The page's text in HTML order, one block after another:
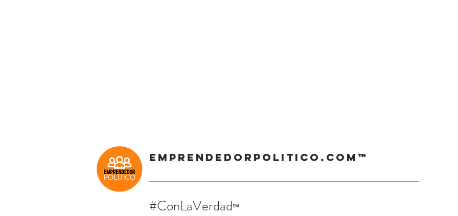
Emprendedorpolitico.com™
#ConLaVerdad℠